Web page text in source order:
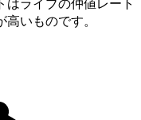
いものです。